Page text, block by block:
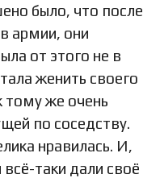
было, что после
армии, они
от этого не в
женить своего
тому же очень
по соседству.
нравилась. И,
таки дали своё